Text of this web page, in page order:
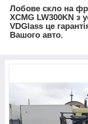
Лобове скло на
XCMG LW300KN з
VDGlass це
Вашого авто.